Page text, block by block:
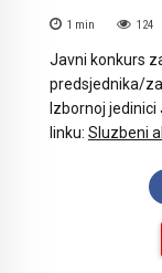
1 min 124
Javni konkurs
predsjednika/
Izbornoj
linku: Sluzbeni